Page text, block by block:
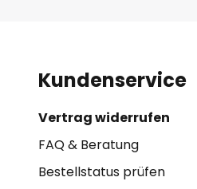
Kundenservice
Vertrag widerrufen
FAQ & Beratung
Bestellstatus prüfen